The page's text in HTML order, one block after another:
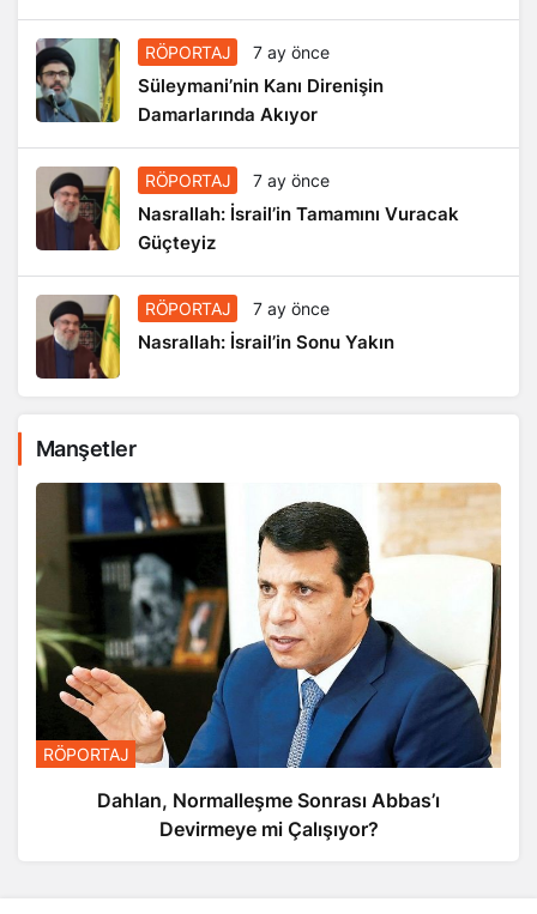
RÖPORTAJ 7 ay önce
Süleymani’nin Kanı Direnişin
Damarlarında Akıyor
RÖPORTAJ 7 ay önce
Nasrallah: İsrail’in Tamamını Vuracak
Güçteyiz
RÖPORTAJ 7 ay önce
Nasrallah: İsrail’in Sonu Yakın
Manşetler
RÖPORTAJ
Dahlan, Normalleşme Sonrası Abbas’ı
Devirmeye mi Çalışıyor?